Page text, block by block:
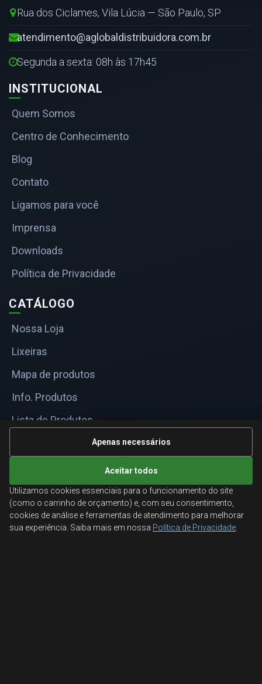
Rua dos Ciclames, Vila Lúcia — São Paulo, SP
atendimento@aglobaldistribuidora.com.br
Segunda a sexta: 08h às 17h45
INSTITUCIONAL
Quem Somos
Centro de Conhecimento
Blog
Contato
Ligamos para você
Imprensa
Downloads
Política de Privacidade
CATÁLOGO
Nossa Loja
Lixeiras
Mapa de produtos
Info. Produtos
Lista de Produtos
Informações Técnicas
ATENDIMENTO
Orçamentos corporativos, condições para empresas
e suporte especializado.
Apenas necessários
Aceitar todos
Utilizamos cookies essenciais para o funcionamento do site
(como o carrinho de orçamento) e, com seu consentimento,
cookies de análise e ferramentas de atendimento para melhorar
sua experiência. Saiba mais em nossa Política de Privacidade